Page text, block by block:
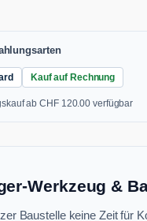
Kauf auf Rechnung
ab CHF 120.00 verfügbar
Werkzeug &
Baustelle keine Zeit für